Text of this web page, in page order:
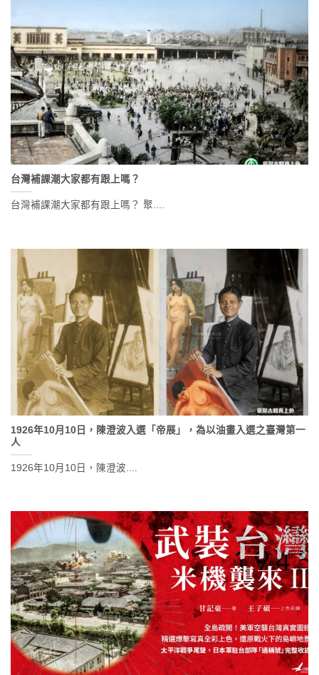
台灣補課潮大家都有跟上嗎？
台灣補課潮大家都有跟上嗎？ 聚....
1926年10月10日，陳澄波入選「帝展」，為以油畫入選之臺灣第一
人
1926年10月10日，陳澄波....